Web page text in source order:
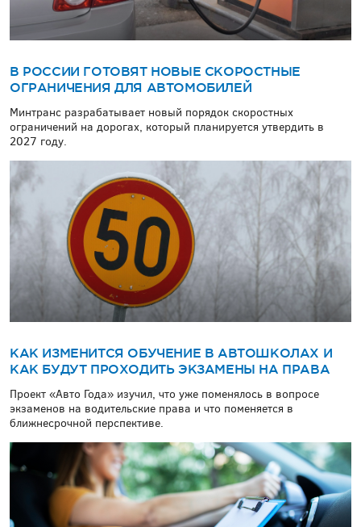
В РОССИИ ГОТОВЯТ НОВЫЕ СКОРОСТНЫЕ
ОГРАНИЧЕНИЯ ДЛЯ АВТОМОБИЛЕЙ
Минтранс разрабатывает новый порядок скоростных
ограничений на дорогах, который планируется утвердить в
2027 году.
КАК ИЗМЕНИТСЯ ОБУЧЕНИЕ В АВТОШКОЛАХ И
КАК БУДУТ ПРОХОДИТЬ ЭКЗАМЕНЫ НА ПРАВА
Проект «Авто Года» изучил, что уже поменялось в вопросе
экзаменов на водительские права и что поменяется в
ближнесрочной перспективе.